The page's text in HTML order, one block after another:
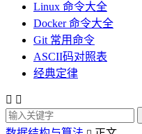
Linux 命令大全
Docker 命令大全
Git 常用命令
ASCII码对照表
经典定律
 